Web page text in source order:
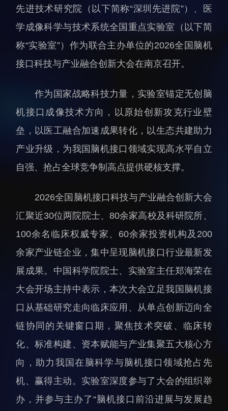
人才概况
人才介绍
人才招聘
人才动态
综合处
科研管理处
创新融合处
人力资源处
合作转化处
教育处
党群工作处
监督审计处
支撑平台处
科研进展
科研诚信与伦理委员会
实验动物管理
分析测试中心
实验室建设与管理
生物安全管理
要闻播报
科研进展
综合新闻
合作交流
学术活动
媒体报道
档案频道
刊物与文化
科学普及
先进技术研究院（以下简称“深圳先进院”）、医
学成像科学与技术系统全国重点实验室（以下简
称“实验室”）作为联合主办单位的2026全国脑机
接口科技与产业融合创新大会在南京召开。
作为国家战略科技力量，实验室锚定无创脑
机接口成像技术方向，以原始创新攻克行业壁
垒，以医工融合加速成果转化，以生态共建助力
产业升级，为我国脑机接口领域实现高水平自立
自强、抢占全球竞争制高点提供硬核支撑。
2026全国脑机接口科技与产业融合创新大会
汇聚近30位两院院士、80余家高校及科研院所、
100余名临床权威专家、60余家投资机构及200
余家产业链企业，集中呈现脑机接口行业最新发
展成果。中国科学院院士、实验室主任郑海荣在
大会开场主持中表示，本次大会立足我国脑机接
口从基础研究走向临床应用、从单点创新迈向全
链协同的关键窗口期，聚焦技术突破、临床转
化、标准构建、资本赋能与产业集聚五大核心方
向，助力我国在脑科学与脑机接口领域抢占先
机、赢得主动。实验室深度参与了大会的组织举
办，并参与主办了“脑机接口前沿进展与发展趋